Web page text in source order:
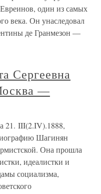
один из самых
века. Он унаследовал
де Гранмезон —
Сергеевна
—
III(2.IV).1888,
Шагинян
Она прошла
идеалистки и
социализма,